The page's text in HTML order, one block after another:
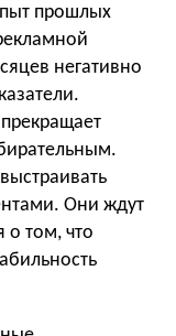
прошлых
негативно
Они ждут
о том, что